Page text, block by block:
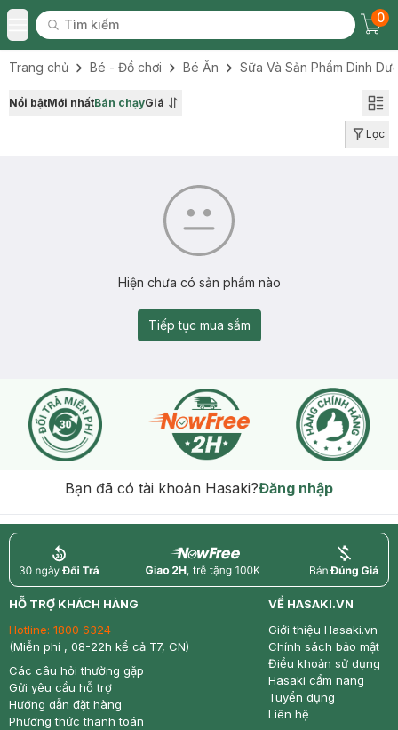
Toggle Menu
Tìm kiếm
Tìm kiếm
0
Trang chủ Bé - Đồ chơi Bé Ăn Sữa Và Sản Phẩm Dinh
Nổi bậtMới nhấtBán chạyGiá
Lọc
Hiện chưa có sản phẩm nào
Tiếp tục mua sắm
Bạn đã có tài khoản Hasaki?Đăng nhập
return nowfree price
HỖ TRỢ KHÁCH HÀNG
Hotline: 1800 6324
(Miễn phí , 08-22h kể cả T7, CN)
Các câu hỏi thường gặp
Gửi yêu cầu hỗ trợ
Hướng dẫn đặt hàng
Phương thức thanh toán
VỀ HASAKI.VN
Giới thiệu Hasaki.vn
Chính sách bảo mật
Điều khoản sử dụng
Hasaki cẩm nang
Tuyển dụng
Liên hệ